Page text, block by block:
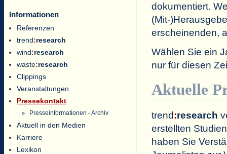
Informationen
Referenzen
trend:research
wind:research
waste:research
Clippings
Veranstaltungen
Pressekontakt
Presseinformationen - Archiv
Aktuell in den Medien
Karriere
Lexikon
dokumentiert.
(Mit-
erscheinenden,
Wählen Sie ein
nur für diesen
Aktuelle
trend:research
erstellten
haben Sie